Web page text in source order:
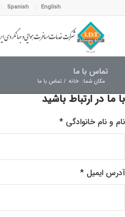
English
Spanish
تماس با ما
مکان شما: خانه / تماس با ما
با ما در ارتباط باشید
نام و نام خانوادگی *
آدرس ایمیل *